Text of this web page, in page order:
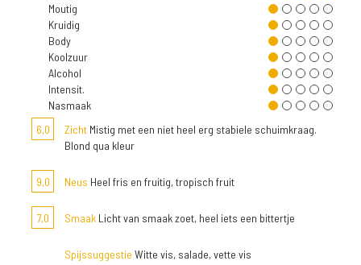
Moutig
Kruidig
Body
Koolzuur
Alcohol
Intensit.
Nasmaak
6,0
Zicht Mistig met een niet heel erg stabiele schuimkraag.
Blond qua kleur
9,0 Neus Heel fris en fruitig, tropisch fruit
7,0 Smaak Licht van smaak zoet, heel iets een bittertje
Spijssuggestie Witte vis, salade, vette vis